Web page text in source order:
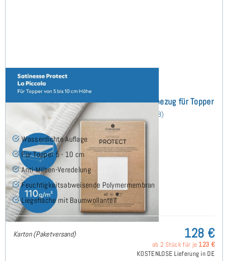
Satinesse Protect Wasserdichter Schonbezug für Topper
160x240 cm
(8)
Wasserdichte Auflage
Für Topper 5 - 10 cm
Anti-Milben-Veredelung
Feuchtigkeitsabweisende Polymermembran
Liegefläche mit Baumwollanteil
Karton (Paketversand) 128 €
ab 2 Stück für je 123 €
KOSTENLOSE Lieferung in DE